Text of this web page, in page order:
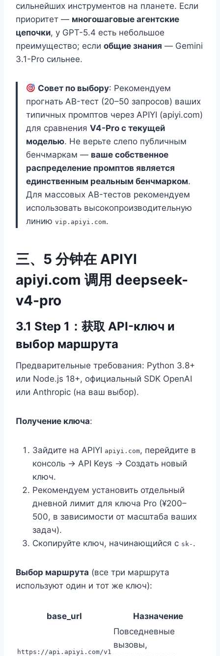
сильнейших инструментов на планете. Если
приоритет — многошаговые агентские
цепочки, у GPT-5.4 есть небольшое
преимущество; если общие знания — Gemini
3.1-Pro сильнее.
Совет по выбору: Рекомендуем
прогнать AB-тест (20–50 запросов) ваших
типичных промптов через APIYI (apiyi.com)
для сравнения V4-Pro с текущей
моделью. Не верьте слепо публичным
бенчмаркам — ваше собственное
распределение промптов является
единственным реальным бенчмарком.
Для массовых AB-тестов рекомендуем
использовать высокопроизводительную
линию vip.apiyi.com.
三、5 分钟在 APIYI
apiyi.com 调用 deepseek-
v4-pro
3.1 Step 1：获取 API-ключ и
выбор маршрута
Предварительные требования: Python 3.8+
или Node.js 18+, официальный SDK OpenAI
или Anthropic (на ваш выбор).
Получение ключа:
Зайдите на APIYI apiyi.com, перейдите в
консоль → API Keys → Создать новый
ключ.
Рекомендуем установить отдельный
дневной лимит для ключа Pro (¥200–
500, в зависимости от масштаба ваших
задач).
Скопируйте ключ, начинающийся с sk- .
Выбор маршрута (все три маршрута
используют один и тот же ключ):
base_url Назначение
https://api.apiyi.com/v1
Повседневные
вызовы,